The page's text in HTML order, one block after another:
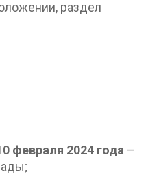
раздел
февраля 2024 года –